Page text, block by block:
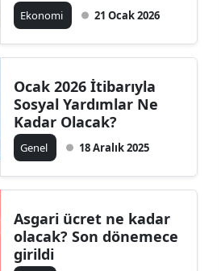
Ekonomi 21 Ocak 2026
Ocak 2026 İtibarıyla
Sosyal Yardımlar Ne
Kadar Olacak?
Genel 18 Aralık 2025
Asgari ücret ne kadar
olacak? Son dönemece
girildi